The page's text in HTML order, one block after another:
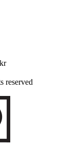
reserved